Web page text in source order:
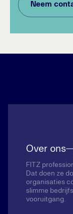
Neem
Over ons
FITZ
Dat doen ze
organisaties
slimme
vooruitgang.